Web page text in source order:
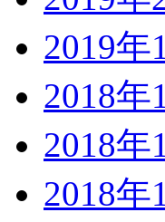
2019年
2018年
2018年
2018年